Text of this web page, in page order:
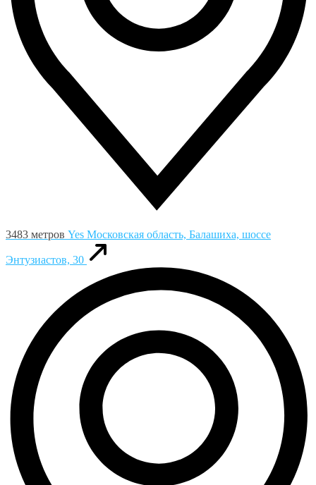
3483 метров Yes Московская область, Балашиха, шоссе
Энтузиастов, 30